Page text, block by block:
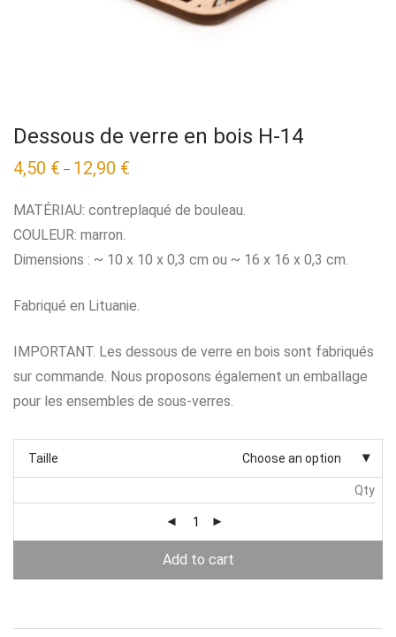
Dessous de verre en bois H-14
4,50 € – 12,90 €
MATÉRIAU: contreplaqué de bouleau.
COULEUR: marron.
Dimensions : ~ 10 x 10 x 0,3 cm ou ~ 16 x 16 x 0,3 cm.
Fabriqué en Lituanie.
IMPORTANT. Les dessous de verre en bois sont fabriqués
sur commande. Nous proposons également un emballage
pour les ensembles de sous-verres.
Taille Choose an option
Qty
Add to cart